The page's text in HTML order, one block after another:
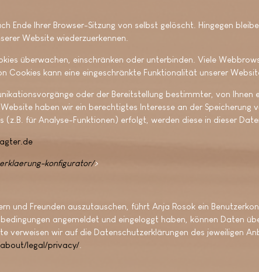
Ende Ihrer Browser-Sitzung von selbst gelöscht. Hingegen
Website wiederzuerkennen.
überwachen, einschränken oder unterbinden. Viele
kann eine eingeschränkte Funktionalität unserer
oder der Bereitstellung bestimmter, von
haben wir ein berechtigtes Interesse an der Speicherung
(z.B. für Analyse-Funktionen) erfolgt, werden diese in dieser
konfigurator/>
und Freunden auszutauschen, führt Anja Rosok ein
angemeldet und eingeloggt haben, können Daten
wir auf die Datenschutzerklärungen des jeweiligen
legal/privacy/